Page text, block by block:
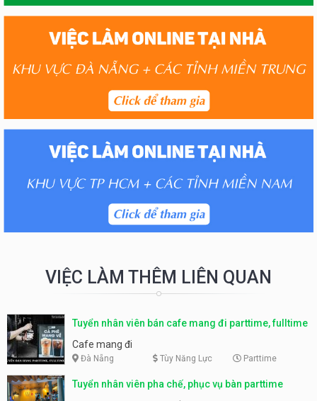
VIỆC LÀM THÊM LIÊN QUAN
Tuyển nhân viên bán cafe mang đi parttime, fulltime
Cafe mang đi
Đà Nẵng Tùy Năng Lực Parttime
Tuyển nhân viên pha chế, phục vụ bàn parttime